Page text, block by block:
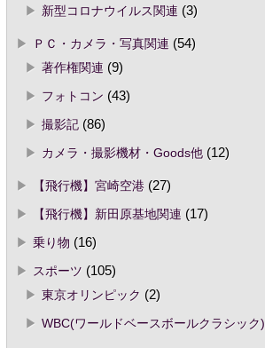
新型コロナウイルス関連 (3)
ＰＣ・カメラ・写真関連 (54)
著作権関連 (9)
フォトコン (43)
撮影記(86)
カメラ・撮影機材・Goods他(12)
【飛行機】宮崎空港(27)
【飛行機】新田原基地関連 (17)
乗り物 (16)
スポーツ (105)
東京オリンピック (2)
WBC(ワールドベースボールクラシック)